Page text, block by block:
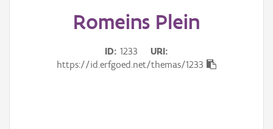
Romeins Plein
ID 1233
URI
https://id.erfgoed.net/themas/1233